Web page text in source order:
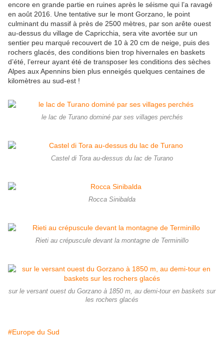
encore en grande partie en ruines après le séisme qui l’a ravagé
en août 2016. Une tentative sur le mont Gorzano, le point
culminant du massif à près de 2500 mètres, par son arête ouest
au-dessus du village de Capricchia, sera vite avortée sur un
sentier peu marqué recouvert de 10 à 20 cm de neige, puis des
rochers glacés, des conditions bien trop hivernales en baskets
d’été, l’erreur ayant été de transposer les conditions des sèches
Alpes aux Apennins bien plus enneigés quelques centaines de
kilomètres au sud-est !
le lac de Turano dominé par ses villages perchés
Castel di Tora au-dessus du lac de Turano
Rocca Sinibalda
Rieti au crépuscule devant la montagne de Terminillo
sur le versant ouest du Gorzano à 1850 m, au demi-tour en baskets sur
les rochers glacés
#Europe du Sud